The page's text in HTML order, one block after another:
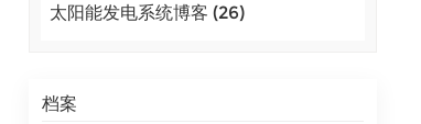
太阳能发电系统博客 (26)
档案